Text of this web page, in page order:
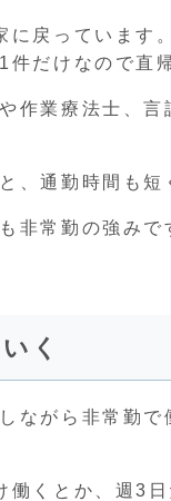
に戻っています
だけなので直
作業療法士、
、通勤時間も
非常勤の強みで
く
ながら非常勤
くとか、週3